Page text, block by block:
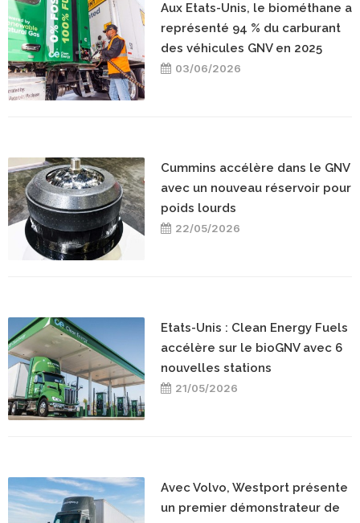
Aux Etats-Unis, le biométhane a
représenté 94 % du carburant
des véhicules GNV en 2025
03/06/2026
Cummins accélère dans le GNV
avec un nouveau réservoir pour
poids lourds
22/05/2026
Etats-Unis : Clean Energy Fuels
accélère sur le bioGNV avec 6
nouvelles stations
21/05/2026
Avec Volvo, Westport présente
un premier démonstrateur de